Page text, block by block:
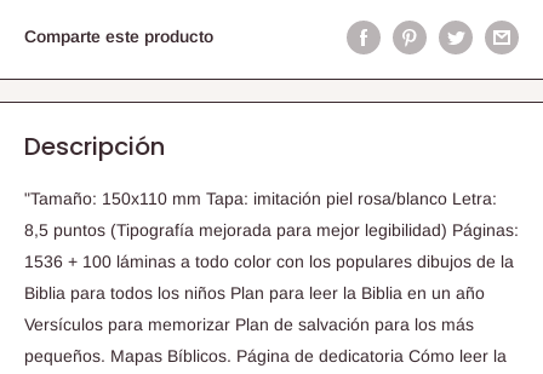
Comparte este producto
Descripción
"Tamaño: 150x110 mm Tapa: imitación piel rosa/blanco Letra:
8,5 puntos (Tipografía mejorada para mejor legibilidad) Páginas:
1536 + 100 láminas a todo color con los populares dibujos de la
Biblia para todos los niños Plan para leer la Biblia en un año
Versículos para memorizar Plan de salvación para los más
pequeños. Mapas Bíblicos. Página de dedicatoria Cómo leer la